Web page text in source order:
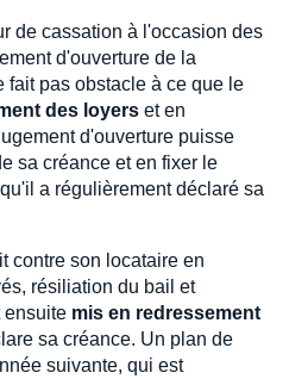
de cassation à l'occasion des
d'ouverture de la
fait pas obstacle à ce que le
des loyers et en
d'ouverture puisse
sa créance et en fixer le
a régulièrement déclaré sa
contre son locataire en
résiliation du bail et
ensuite mis en redressement
sa créance. Un plan de
suivante, qui est